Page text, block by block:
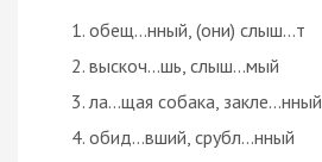
обещ…нный, (они) слыш…т
выскоч…шь, слыш…мый
ла…щая собака, закле…нный
обид…вший, срубл…нный